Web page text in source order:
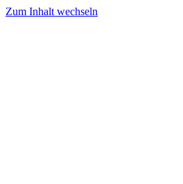
Zum Inhalt wechseln